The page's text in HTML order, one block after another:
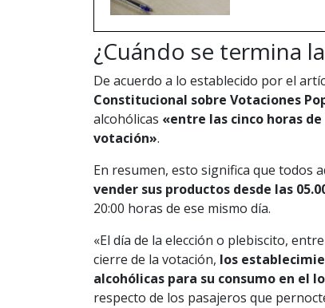
¿Cuándo se termina
De acuerdo a lo establecido por el
Constitucional sobre Votaciones
alcohólicas «entre las cinco horas
votación».
En resumen, esto significa que todos
vender sus productos desde las
20:00 horas de ese mismo día.
«El día de la elección o plebiscito,
cierre de la votación, los
alcohólicas para su consumo en el
respecto de los pasajeros que